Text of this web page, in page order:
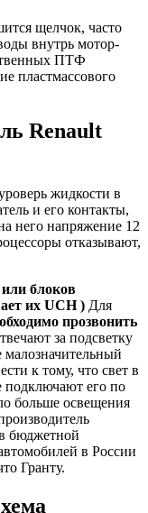
щелчок, часто
внутрь мотор-
ПТФ
пластмассового
Renault
жидкости в
и его контакты,
него напряжение 12
отказывают,
блоков
их UCH ) Для
прозвонить
за подсветку
к тому, что свет в
подключают его по
больше освещения
бюджетной
в России
Гранту.